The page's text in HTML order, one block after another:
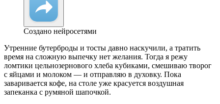
Создано нейросетями
Утренние бутерброды и тосты давно наскучили, а тратить
время на сложную выпечку нет желания. Тогда я режу
ломтики цельнозернового хлеба кубиками, смешиваю творог
с яйцами и молоком — и отправляю в духовку. Пока
заваривается кофе, на столе уже красуется воздушная
запеканка с румяной шапочкой.